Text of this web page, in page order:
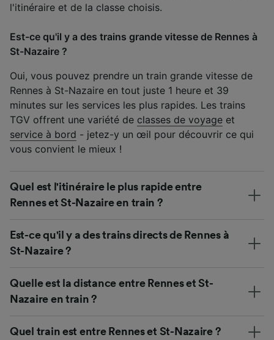
l'itinéraire et de la classe choisis.
Est-ce qu'il y a des trains grande vitesse de Rennes à
St-Nazaire ?
Oui, vous pouvez prendre un train grande vitesse de
Rennes à St-Nazaire en tout juste 1 heure et 39
minutes sur les services les plus rapides. Les trains
TGV offrent une variété de classes de voyage et
service à bord - jetez-y un œil pour découvrir ce qui
vous convient le mieux !
Quel est l'itinéraire le plus rapide entre
Rennes et St-Nazaire en train ?
Est-ce qu'il y a des trains directs de Rennes à
St-Nazaire ?
Quelle est la distance entre Rennes et St-
Nazaire en train ?
Quel train est entre Rennes et St-Nazaire ?